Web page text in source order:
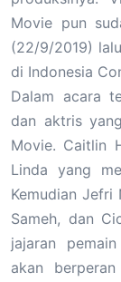
Movie pun
(22/9/2019)
di Indonesia
Dalam acara
dan aktris
Movie. Caitlin
Linda yang
Kemudian Jefri
Sameh, dan
jajaran
akan